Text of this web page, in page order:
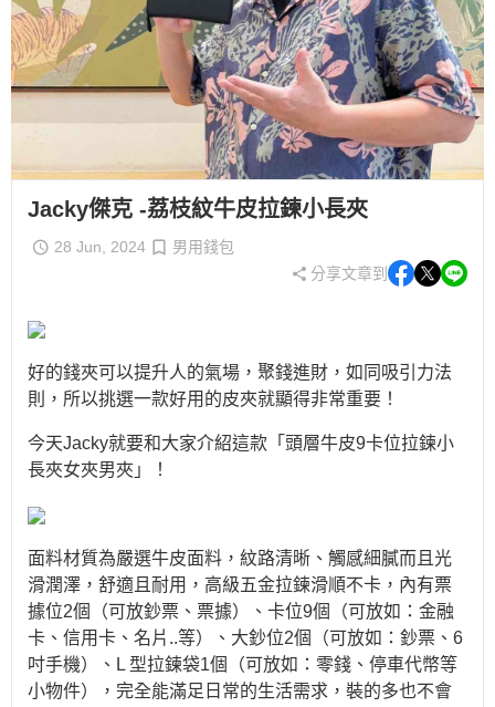
Jacky傑克 -荔枝紋牛皮拉鍊小長夾
28 Jun, 2024
男用錢包
分享文章到
好的錢夾可以提升人的氣場，聚錢進財，如同吸引力法
則，所以挑選一款好用的皮夾就顯得非常重要！
今天Jacky就要和大家介紹這款「頭層牛皮9卡位拉鍊小
長夾女夾男夾」！
面料材質為嚴選牛皮面料，紋路清晰、觸感細膩而且光
滑潤澤，舒適且耐用，高級五金拉鍊滑順不卡，內有票
據位2個（可放鈔票、票據）、卡位9個（可放如：金融
卡、信用卡、名片..等）、大鈔位2個（可放如：鈔票、6
吋手機）、L 型拉鍊袋1個（可放如：零錢、停車代幣等
小物件），完全能滿足日常的生活需求，裝的多也不會